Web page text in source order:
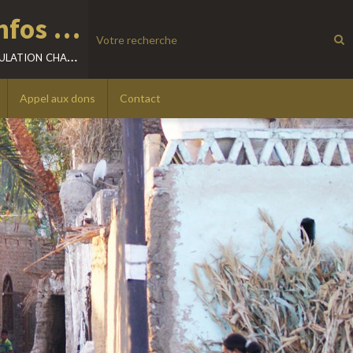
Location villa - Excursions - Infos sur LOUXOR - EGYPTE
visitez louxor librement, à votre rythme, découvrez sa population chaleureuse.
Appel aux dons Contact